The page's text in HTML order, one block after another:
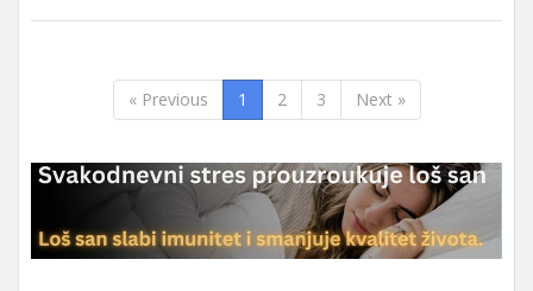
« Previous 1 2 3 Next »